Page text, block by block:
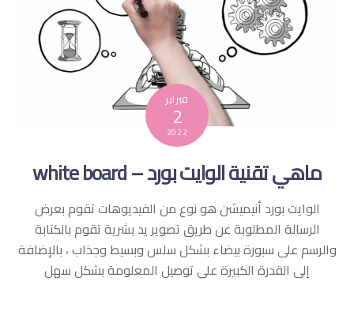
فبراير
2
2022
ماهي تقنية الوايت بورد – white board
الوايت بورد أنيميشن هو نوع من الفيديوهات تقوم بعرض
الرسالة المطلوبة عن طريق تصوير يد بشرية تقوم بالكتابة
والرسم على سبورة بيضاء بشكل سلس وبسيط وجذاب ، بالإضافة
إلى القدرة الكبيرة على توصيل المعلومة بشكل سهل